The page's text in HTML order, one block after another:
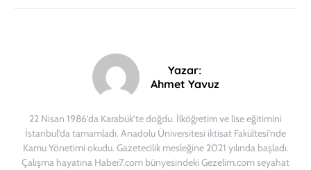
Yazar:
Ahmet Yavuz
22 Nisan 1986’da Karabük’te doğdu. İlköğretim ve lise eğitimini
İstanbul’da tamamladı. Anadolu Üniversitesi iktisat Fakültesi’nde
Kamu Yönetimi okudu. Gazetecilik mesleğine 2021 yılında başladı.
Çalışma hayatına Haber7.com bünyesindeki Gezelim.com seyahat